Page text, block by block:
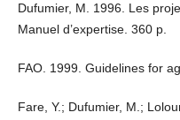
Dufumier, M. 1996. Les
Manuel d’expertise. 360 p.
FAO. 1999. Guidelines for
Fare, Y.; Dufumier, M.;